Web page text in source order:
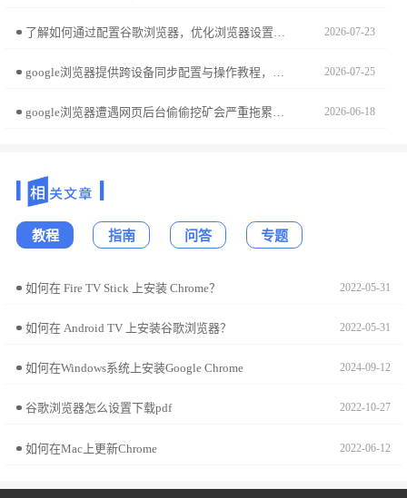
2026-07-23
2026-07-25
google浏览器遭遇网页后台偷偷挖矿会严重拖累系统性能。本文提供了专业的拦截策略，教您通过浏览器扩展或高级设置屏蔽挖矿代码，防止恶意脚本恶意占用算力，确保电脑流畅运行。 2026-06-18
教程 指南 问答 专题
如何在 Fire TV Stick 上安装 Chrome？ 2022-05-31
如何在 Android TV 上安装谷歌浏览器？ 2022-05-31
如何在Windows系统上安装Google Chrome 2024-09-12
谷歌浏览器怎么设置下载pdf 2022-10-27
如何在Mac上更新Chrome 2022-06-12